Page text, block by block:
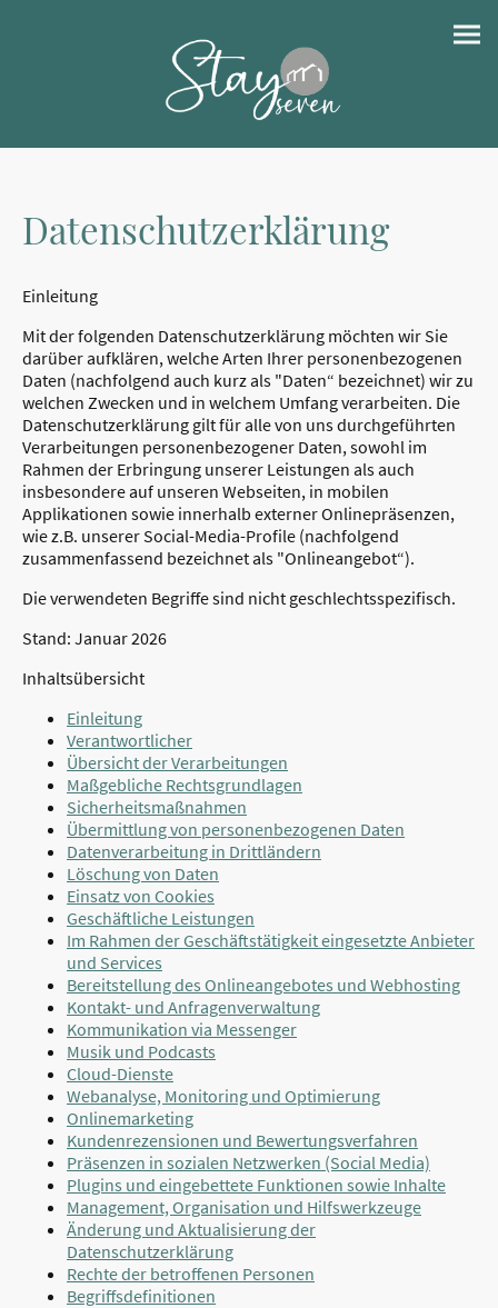
Datenschutzerklärung
Einleitung
Mit der folgenden Datenschutzerklärung möchten wir Sie
darüber aufklären, welche Arten Ihrer personenbezogenen
Daten (nachfolgend auch kurz als "Daten“ bezeichnet) wir zu
welchen Zwecken und in welchem Umfang verarbeiten. Die
Datenschutzerklärung gilt für alle von uns durchgeführten
Verarbeitungen personenbezogener Daten, sowohl im
Rahmen der Erbringung unserer Leistungen als auch
insbesondere auf unseren Webseiten, in mobilen
Applikationen sowie innerhalb externer Onlinepräsenzen,
wie z.B. unserer Social-Media-Profile (nachfolgend
zusammenfassend bezeichnet als "Onlineangebot“).
Die verwendeten Begriffe sind nicht geschlechtsspezifisch.
Stand: Januar 2026
Inhaltsübersicht
Einleitung
Verantwortlicher
Übersicht der Verarbeitungen
Maßgebliche Rechtsgrundlagen
Sicherheitsmaßnahmen
Übermittlung von personenbezogenen Daten
Datenverarbeitung in Drittländern
Löschung von Daten
Einsatz von Cookies
Geschäftliche Leistungen
Im Rahmen der Geschäftstätigkeit eingesetzte Anbieter
und Services
Bereitstellung des Onlineangebotes und Webhosting
Kontakt- und Anfragenverwaltung
Kommunikation via Messenger
Musik und Podcasts
Cloud-Dienste
Webanalyse, Monitoring und Optimierung
Onlinemarketing
Kundenrezensionen und Bewertungsverfahren
Präsenzen in sozialen Netzwerken (Social Media)
Plugins und eingebettete Funktionen sowie Inhalte
Management, Organisation und Hilfswerkzeuge
Änderung und Aktualisierung der
Datenschutzerklärung
Rechte der betroffenen Personen
Begriffsdefinitionen